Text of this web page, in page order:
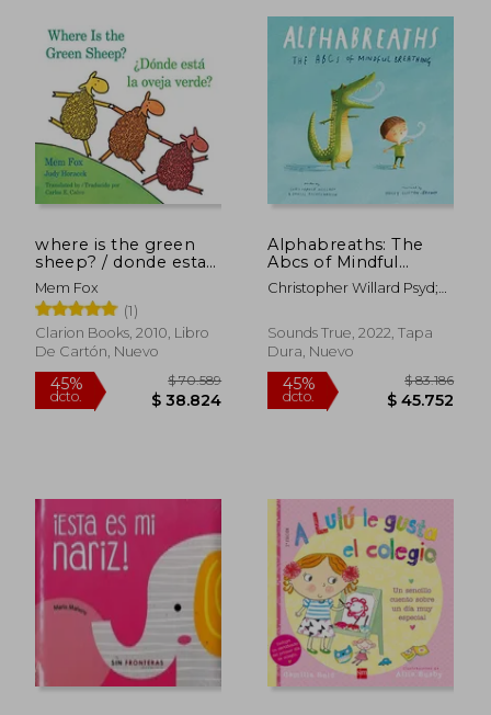
20%
dcto.
$ 51.900
$ 41.520
45%
dcto.
$ 78.987
$ 43.443
45%
dcto. $
where is the green
sheep? / donde esta
la oveja verde?
Mem Fox
(1)
Clarion Books, 2010, Libro
De Cartón, Nuevo
Alphabreaths: The
Abcs of Mindful
Breathing (en Inglés)
Christopher Willard Psyd;
Sounds True, 2022, Tapa
Dura, Nuevo